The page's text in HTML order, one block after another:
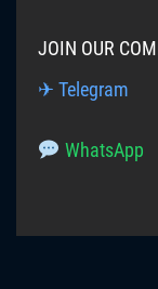
JOIN OUR
✈ Telegram
WhatsApp